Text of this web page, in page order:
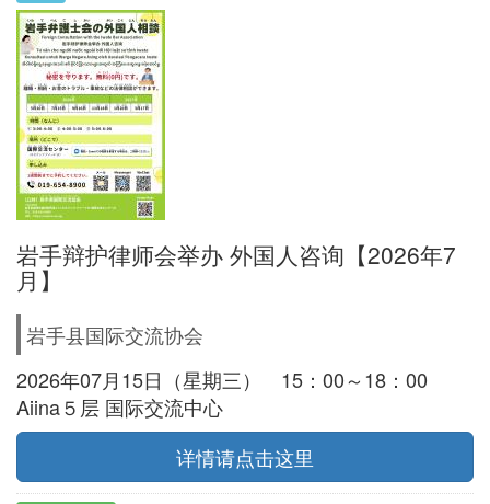
岩手辩护律师会举办 外国人咨询【2026年7
月】
岩手县国际交流协会
2026年07月15日（星期三） 15：00～18：00
Aiina５层 国际交流中心
详情请点击这里